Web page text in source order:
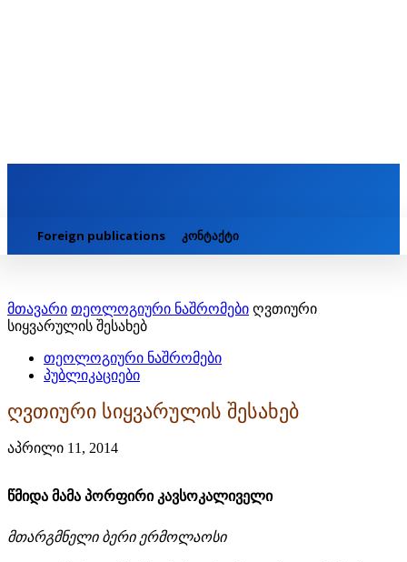
Foreign publications კონტაქტი
მთავარი თეოლოგიური ნაშრომები ღვთიური
სიყვარულის შესახებ
თეოლოგიური ნაშრომები
პუბლიკაციები
ღვთიური სიყვარულის შესახებ
აპრილი 11, 2014
წმიდა მამა პორფირი კავსოკალიველი
მთარგმნელი ბერი ერმოლაოსი